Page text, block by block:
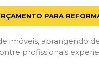
PARA
imóveis, abrangendo
profissionais